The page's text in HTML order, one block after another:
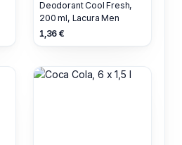
Deodorant Cool Fresh,
200 ml, Lacura Men
1,36 €